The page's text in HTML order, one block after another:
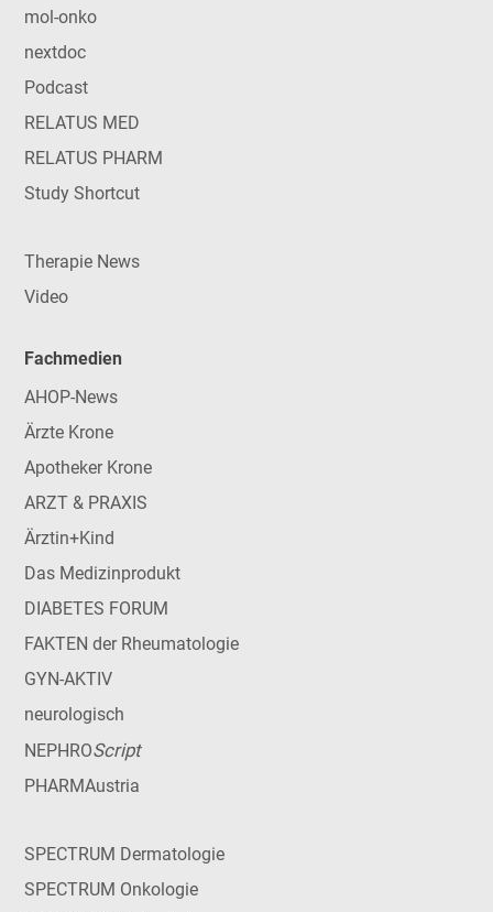
mol-onko
nextdoc
Podcast
RELATUS MED
RELATUS PHARM
Study Shortcut
Therapie News
Video
Fachmedien
AHOP-News
Ärzte Krone
Apotheker Krone
ARZT & PRAXIS
Ärztin+Kind
Das Medizinprodukt
DIABETES FORUM
FAKTEN der Rheumatologie
GYN-AKTIV
neurologisch
NEPHROScript
PHARMAustria
SPECTRUM Dermatologie
SPECTRUM Onkologie